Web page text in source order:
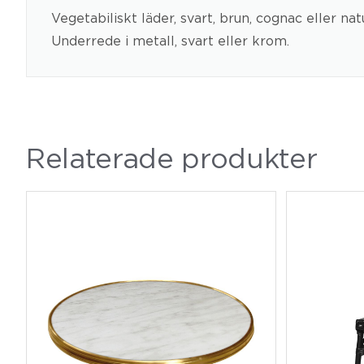
Vegetabiliskt läder, svart, brun, cognac eller
Underrede i metall, svart eller krom.
Relaterade produkter